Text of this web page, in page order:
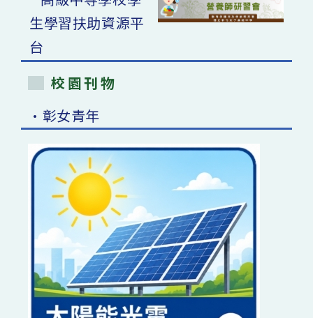
校園刊物
•彰女青年